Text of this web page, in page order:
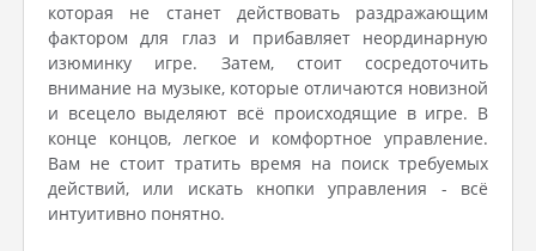
которая не станет действовать раздражающим
фактором для глаз и прибавляет неординарную
изюминку игре. Затем, стоит сосредоточить
внимание на музыке, которые отличаются новизной
и всецело выделяют всё происходящие в игре. В
конце концов, легкое и комфортное управление.
Вам не стоит тратить время на поиск требуемых
действий, или искать кнопки управления - всё
интуитивно понятно.